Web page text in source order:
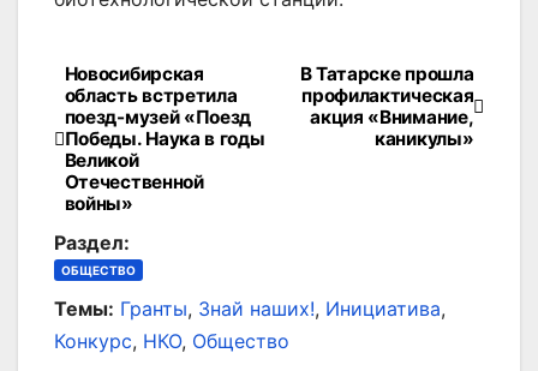
Навигация
по
записям
В Татарске прошла
профилактическая
акция «Внимание,
каникулы»
Новосибирская
область встретила
поезд-музей «Поезд
Победы. Наука в годы
Великой
Отечественной
войны»
Раздел:
ОБЩЕСТВО
Темы: Гранты, Знай наших!, Инициатива,
Конкурс, НКО, Общество